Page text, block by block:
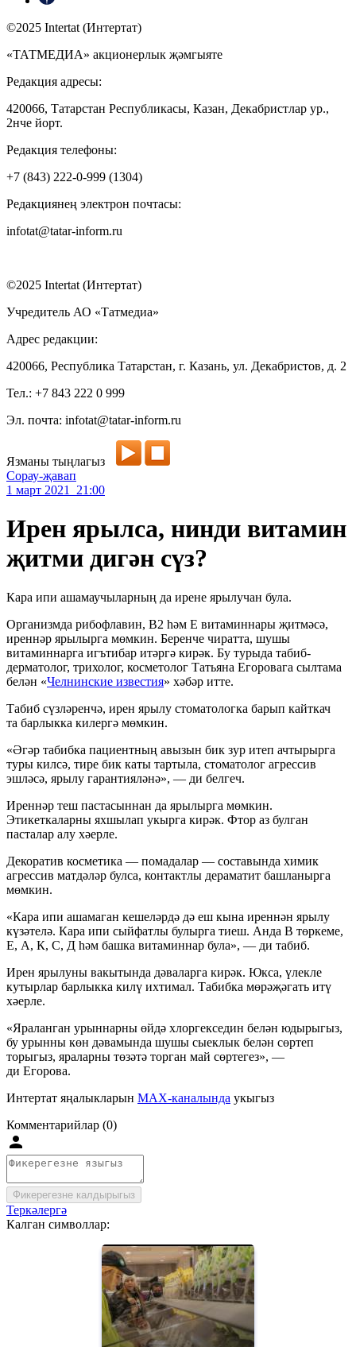
©2025 Intertat (Интертат)
«ТАТМЕДИА» акционерлык җәмгыяте
Редакция адресы:
420066, Татарстан Республикасы, Казан, Декабристлар ур.,
2нче йорт.
Редакция телефоны:
+7 (843) 222-0-999 (1304)
Редакциянең электрон почтасы:
infotat@tatar-inform.ru
©2025 Intertat (Интертат)
Учредитель АО «Татмедиа»
Адрес редакции:
420066, Республика Татарстан, г. Казань, ул. Декабристов, д. 2
Тел.: +7 843 222 0 999
Эл. почта: infotat@tatar-inform.ru
Язманы тыңлагыз
Сорау-җавап
1 март 2021 21:00
Ирен ярылса, нинди витамин
җитми дигән сүз?
Кара ипи ашамаучыларның да ирене ярылучан була.
Организмда рибофлавин, В2 һәм Е витаминнары җитмәсә,
иреннәр ярылырга мөмкин. Беренче чиратта, шушы
витаминнарга игътибар итәргә кирәк. Бу турыда табиб-
дерматолог, трихолог, косметолог Татьяна Егоровага сылтама
белән «Челнинские известия» хәбәр итте.
Табиб сүзләренчә, ирен ярылу стоматологка барып кайткач
та барлыкка килергә мөмкин.
«Әгәр табибка пациентның авызын бик зур итеп ачтырырга
туры килсә, тире бик каты тартыла, стоматолог агрессив
эшләсә, ярылу гарантияләнә», — ди белгеч.
Иреннәр теш пастасыннан да ярылырга мөмкин.
Этикеткаларны яхшылап укырга кирәк. Фтор аз булган
пасталар алу хәерле.
Декоратив косметика — помадалар — составында химик
агрессив матдәләр булса, контактлы дераматит башланырга
мөмкин.
«Кара ипи ашамаган кешеләрдә дә еш кына иреннән ярылу
күзәтелә. Кара ипи сыйфатлы булырга тиеш. Анда В төркеме,
Е, А, К, С, Д һәм башка витаминнар була», — ди табиб.
Ирен ярылуны вакытында дәваларга кирәк. Юкса, үлекле
кутырлар барлыкка килү ихтимал. Табибка мөрәҗәгать итү
хәерле.
«Яраланган урыннарны өйдә хлоргекседин белән юдырыгыз,
бу урынны көн дәвамында шушы сыеклык белән сөртеп
торыгыз, яраларны төзәтә торган май сөртегез», —
ди Егорова.
Интертат яңалыкларын MAX-каналында укыгыз
Комментарийлар (0)
Фикерегезне калдырыгыз
Теркәлергә
Калган символлар: